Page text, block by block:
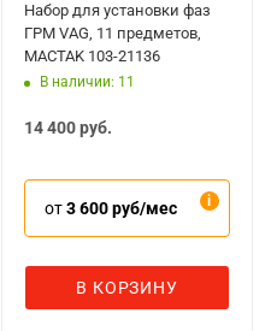
Набор для установки фаз
ГРМ VAG, 11 предметов,
MACTAK 103-21136
В наличии: 11
14 400руб.
от3 600 руб/мес
В КОРЗИНУ